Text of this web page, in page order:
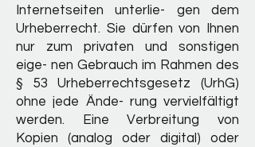
Internetseiten unterlie- gen dem
Urheberrecht. Sie dürfen von Ihnen
nur zum privaten und sonstigen
eige- nen Gebrauch im Rahmen des
§ 53 Urheberrechtsgesetz (UrhG)
ohne jede Ände- rung vervielfältigt
werden. Eine Verbreitung von
Kopien (analog oder digital) oder